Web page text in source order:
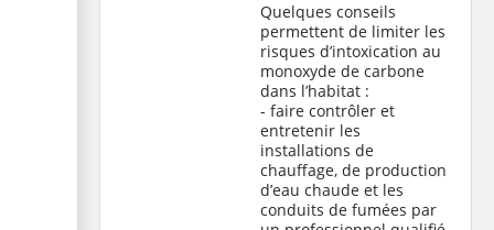
Quelques conseils
permettent de limiter les
risques d’intoxication au
monoxyde de carbone
dans l’habitat :
- faire contrôler et
entretenir les
installations de
chauffage, de production
d’eau chaude et les
conduits de fumées par